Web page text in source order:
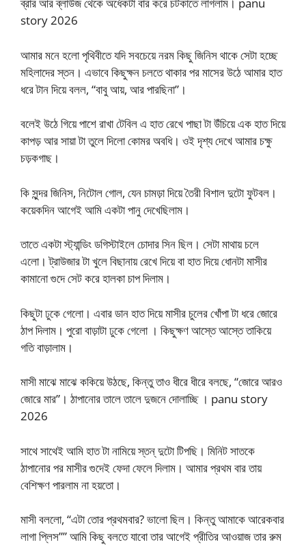
ব্রার আর ব্লাউজ থেকে অর্ধেকটা বার করে চটকাতে লাগলাম। panu
story 2026
আমার মনে হলো পৃথিবীতে যদি সবচেয়ে নরম কিছু জিনিস থাকে সেটা হচ্ছে
মহিলাদের স্তন। এভাবে কিছুক্ষন চলতে থাকার পর মাসের উঠে আমার হাত
ধরে টান দিয়ে বলল, “বাবু আয়, আর পারছিনা”।
বলেই উঠে গিয়ে পাশে রাখা টেবিল এ হাত রেখে পাছা টা উঁচিয়ে এক হাত দিয়ে
কাপড় আর সায়া টা তুলে দিলো কোমর অবধি। ওই দৃশ্য দেখে আমার চক্ষু
চড়কগাছ।
কি সুন্দর জিনিস, নিটোল গোল, যেন চামড়া দিয়ে তৈরী বিশাল দুটো ফুটবল।
কয়েকদিন আগেই আমি একটা পানু দেখেছিলাম।
তাতে একটা স্ট্যান্ডিং ডগিস্টাইলে চোদার সিন ছিল। সেটা মাথায় চলে
এলো। ট্রাউজার টা খুলে বিছানায় রেখে দিয়ে বা হাত দিয়ে ধোনটা মাসীর
কামানো গুদে সেট করে হালকা চাপ দিলাম।
কিছুটা ঢুকে গেলো। এবার ডান হাত দিয়ে মাসীর চুলের খোঁপা টা ধরে জোরে
ঠাপ দিলাম। পুরো বাড়াটা ঢুকে গেলো । কিছুক্ষণ আস্তে আস্তে তাকিয়ে
গতি বাড়ালাম।
মাসী মাঝে মাঝে ককিয়ে উঠছে, কিন্তু তাও ধীরে ধীরে বলছে, “জোরে আরও
জোরে মার”। ঠাপানোর তালে তালে দুজনে দোলাচ্ছি । panu story
2026
সাথে সাথেই আমি হাত টা নামিয়ে স্তন্ দুটো টিপছি। মিনিট সাতকে
ঠাপানোর পর মাসীর গুদেই ফেদা ফেলে দিলাম। আমার প্রথম বার তায়
বেশিক্ষণ পারলাম না হয়তো।
মাসী বললো, “এটা তোর প্রথমবার? ভালো ছিল। কিন্তু আমাকে আরেকবার
লাগা প্লিস”” আমি কিছু বলতে যাবো তার আগেই প্রীতির আওয়াজ তার রুম